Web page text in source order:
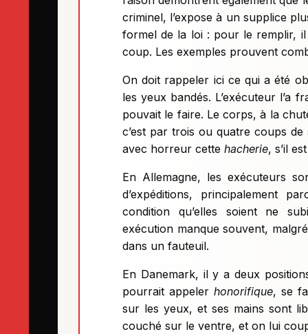
criminel, l’expose à un supplice
formel de la loi : pour le remplir, il
coup. Les exemples prouvent
On doit rappeler ici ce qui a été
les yeux bandés. L’exécuteur l’a
pouvait le faire. Le corps, à la
c’est par trois ou quatre coups
avec horreur cette hacherie, s’il
En Allemagne, les exécuteurs
d’expéditions, principalement
condition qu’elles soient ne
exécution manque souvent,
dans un fauteuil.
En Danemark, il y a deux
pourrait appeler honorifique, se
sur les yeux, et ses mains sont
couché sur le ventre, et on lui